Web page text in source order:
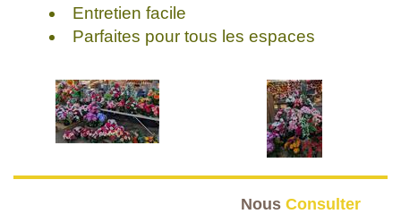
Entretien facile
Parfaites pour tous les espaces
Nous Consulter